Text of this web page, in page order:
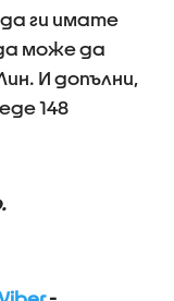
ги имате
може да
И допълни,
148